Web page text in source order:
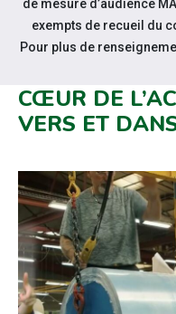
Notre actualité
SEEPH -
CŒUR DE
VERS ET
de mesure d’audience
exempts de recueil du
Pour plus de